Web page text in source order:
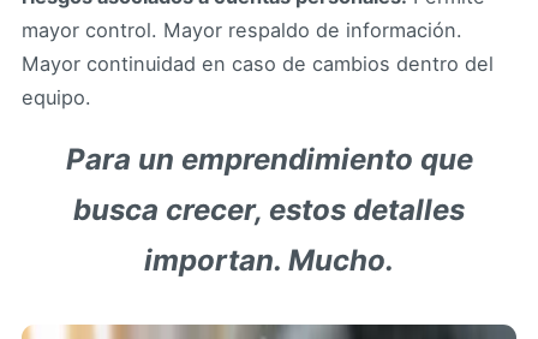
mayor control. Mayor respaldo de información.
Mayor continuidad en caso de cambios dentro del
equipo.
Para un emprendimiento que
busca crecer, estos detalles
importan. Mucho.